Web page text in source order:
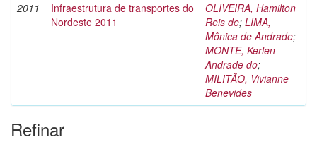
2011
Infraestrutura de transportes do
Nordeste 2011
OLIVEIRA, Hamilton
Reis de; LIMA,
Mônica de Andrade;
MONTE, Kerlen
Andrade do;
MILITÃO, Vivianne
Benevides
Refinar